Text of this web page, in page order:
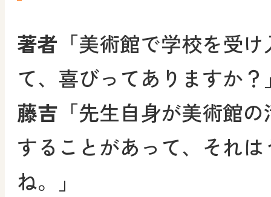
著者 「美術館で学校を受
て、喜びってありますか？
藤吉 「先生自身が美術館
することがあって、それ
ね。」